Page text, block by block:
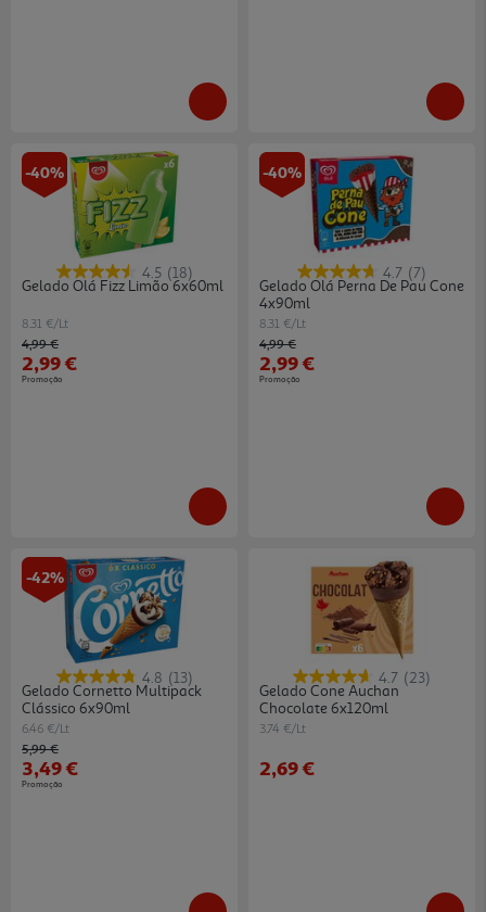
-40%
4.5 (18)
Gelado Olá Fizz Limão 6x60ml
8.31 €/Lt
Price reduced from
4,99 €to
2,99 €
Promoção
-40%
4.7 (7)
Gelado Olá Perna De Pau Cone
4x90ml
8.31 €/Lt
Price reduced from
4,99 €to
2,99 €
Promoção
-42%
4.8 (13)
Gelado Cornetto Multipack
Clássico 6x90ml
6.46 €/Lt
Price reduced from
5,99 €to
3,49 €
Promoção
4.7 (23)
Gelado Cone Auchan
Chocolate 6x120ml
3.74 €/Lt
2,69 €